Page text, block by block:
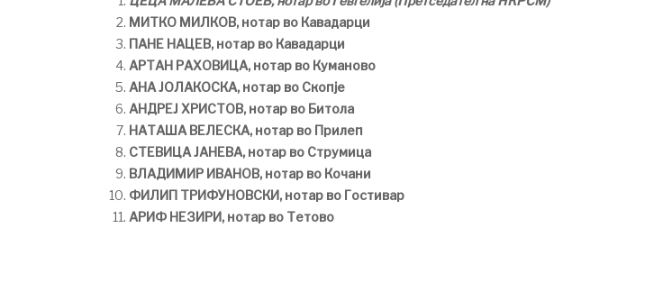
МИТКО МИЛКОВ, нотар во Кавадарци
ПАНЕ НАЦЕВ, нотар во Кавадарци
АРТАН РАХОВИЦА, нотар во Куманово
АНА ЈОЛАКОСКА, нотар во Скопје
АНДРЕЈ ХРИСТОВ, нотар во Битола
НАТАША ВЕЛЕСКА, нотар во Прилеп
СТЕВИЦА ЈАНЕВА, нотар во Струмица
ВЛАДИМИР ИВАНОВ, нотар во Кочани
ФИЛИП ТРИФУНОВСКИ, нотар во Гостивар
АРИФ НЕЗИРИ, нотар во Тетово